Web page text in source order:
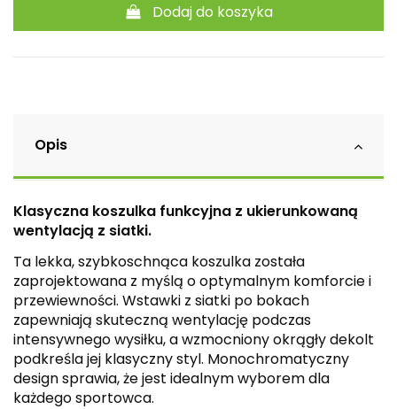
Dodaj do koszyka
Opis
Klasyczna koszulka funkcyjna z ukierunkowaną
wentylacją z siatki.
Ta lekka, szybkoschnąca koszulka została
zaprojektowana z myślą o optymalnym komforcie i
przewiewności. Wstawki z siatki po bokach
zapewniają skuteczną wentylację podczas
intensywnego wysiłku, a wzmocniony okrągły dekolt
podkreśla jej klasyczny styl. Monochromatyczny
design sprawia, że jest idealnym wyborem dla
każdego sportowca.